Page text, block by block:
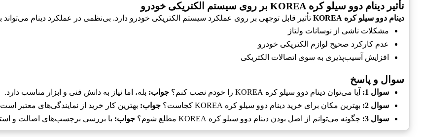
تأثیر دینام دوو سیلو کره KOREA بر روی سیستم الکتریکی خودرو
دینام دوو سیلو کره KOREA
تأثیر قابل توجهی بر روی عملکرد سیستم الکتریکی خودرو دارد. بی‌نظمی در عملکرد دینام
مشکلات ناشی از نوسانات ولتاژ
عدم کارکرد صحیح لوازم الکتریکی خودرو
افزایش آسیب‌پذیری به سوی اتصالات الکتریکی
سوال و پاسخ
سوال 1: آیا می‌توان دینام دوو سیلو کره KOREA را خودم نصب کنم؟ جواب: بله، اما نیاز به دانش فنی و ابزار مناسب دارد.
سوال 2:
بهترین مکان برای خرید دینام دوو سیلو کره KOREA کجاست؟ جواب: بهترین کار خرید از نمایندگی‌های معتبر
سوال 3:
چگونه می‌توانم از اصل بودن دینام دوو سیلو کره KOREA مطلع شوم؟ جواب: با بررسی برچسب‌های اصالت و